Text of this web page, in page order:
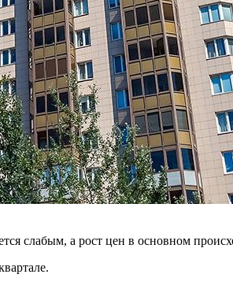
слабым, а рост цен в основном